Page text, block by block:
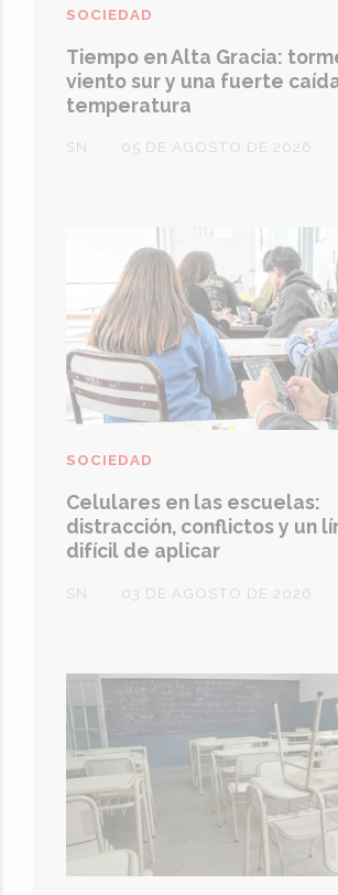
Tiempo en Alta Gracia:
viento sur y una fuerte
temperatura
SN
SOCIEDAD
05 DE AGOSTO DE 2026
Celulares en las escuelas:
distracción, conflictos y un
difícil de aplicar
SN
SOCIEDAD
03 DE AGOSTO DE 2026